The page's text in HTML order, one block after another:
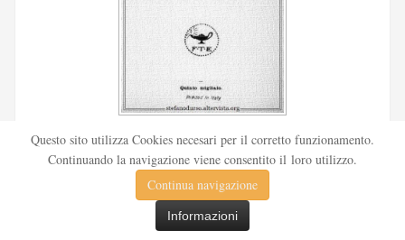
Pubblicata nel 1912 sul «Corriere della sera», la novella Tu
ridi fu successivamente inserita nella ...
Questo sito utilizza Cookies necesari per il corretto funzionamento.
Continuando la navigazione viene consentito il loro utilizzo.
Continua navigazione
Informazioni